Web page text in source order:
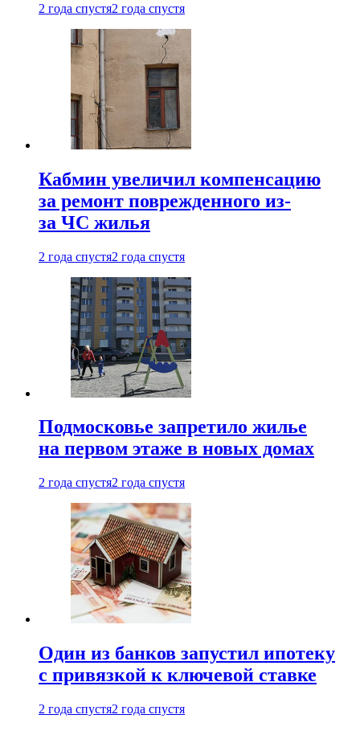
2 года спустя2 года спустя
Кабмин увеличил компенсацию
за ремонт поврежденного из-
за ЧС жилья
2 года спустя2 года спустя
Подмосковье запретило жилье
на первом этаже в новых домах
2 года спустя2 года спустя
Один из банков запустил ипотеку
с привязкой к ключевой ставке
2 года спустя2 года спустя